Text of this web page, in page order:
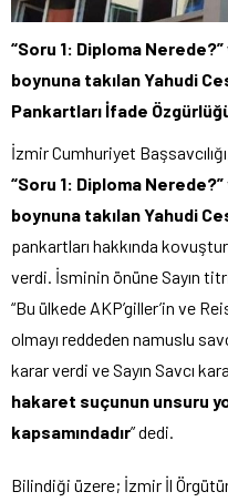
“Soru 1: Diploma
boynuna takılan Yahudi
Pankartları İfade
İzmir Cumhuriyet
“Soru 1: Diploma Nerede?”
boynuna takılan Yahudi
pankartları hakkında
verdi. İsminin önüne Sayın
“Bu ülkede AKP’giller’in ve
olmayı reddeden namuslu
karar verdi ve Sayın Savcı
hakaret suçunun unsuru
kapsamındadır” dedi.
Bilindiği üzere; İzmir İl